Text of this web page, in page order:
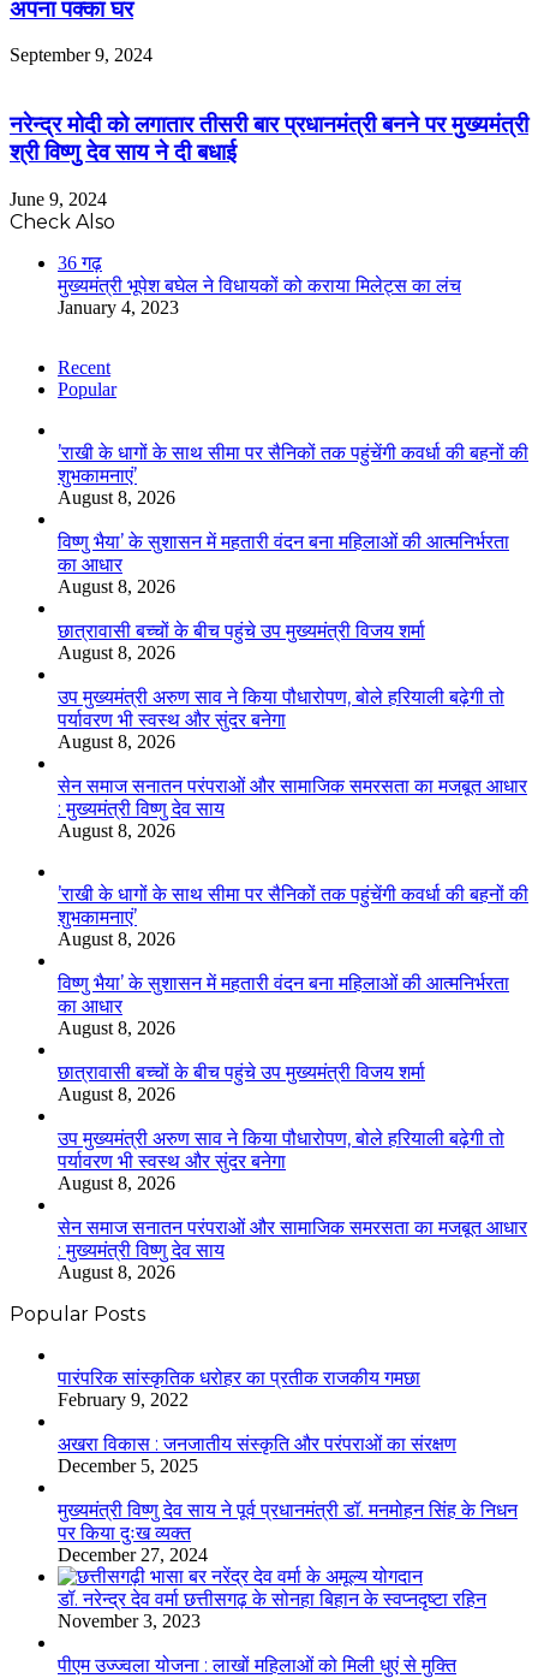
अपना पक्का घर
September 9, 2024
नरेन्द्र मोदी को लगातार तीसरी बार प्रधानमंत्री बनने पर मुख्यमंत्री
श्री विष्णु देव साय ने दी बधाई
June 9, 2024
Check Also
36 गढ़
मुख्यमंत्री भूपेश बघेल ने विधायकों को कराया मिलेट्स का लंच
January 4, 2023
Recent
Popular
’राखी के धागों के साथ सीमा पर सैनिकों तक पहुंचेंगी कवर्धा की बहनों की
शुभकामनाएं’
August 8, 2026
विष्णु भैया’ के सुशासन में महतारी वंदन बना महिलाओं की आत्मनिर्भरता
का आधार
August 8, 2026
छात्रावासी बच्चों के बीच पहुंचे उप मुख्यमंत्री विजय शर्मा
August 8, 2026
उप मुख्यमंत्री अरुण साव ने किया पौधारोपण, बोले हरियाली बढ़ेगी तो
पर्यावरण भी स्वस्थ और सुंदर बनेगा
August 8, 2026
सेन समाज सनातन परंपराओं और सामाजिक समरसता का मजबूत आधार
: मुख्यमंत्री विष्णु देव साय
August 8, 2026
’राखी के धागों के साथ सीमा पर सैनिकों तक पहुंचेंगी कवर्धा की बहनों की
शुभकामनाएं’
August 8, 2026
विष्णु भैया’ के सुशासन में महतारी वंदन बना महिलाओं की आत्मनिर्भरता
का आधार
August 8, 2026
छात्रावासी बच्चों के बीच पहुंचे उप मुख्यमंत्री विजय शर्मा
August 8, 2026
उप मुख्यमंत्री अरुण साव ने किया पौधारोपण, बोले हरियाली बढ़ेगी तो
पर्यावरण भी स्वस्थ और सुंदर बनेगा
August 8, 2026
सेन समाज सनातन परंपराओं और सामाजिक समरसता का मजबूत आधार
: मुख्यमंत्री विष्णु देव साय
August 8, 2026
Popular Posts
​​​​​​​पारंपरिक सांस्कृतिक धरोहर का प्रतीक राजकीय गमछा
February 9, 2022
अखरा विकास : जनजातीय संस्कृति और परंपराओं का संरक्षण
December 5, 2025
मुख्यमंत्री विष्णु देव साय ने पूर्व प्रधानमंत्री डॉ. मनमोहन सिंह के निधन
पर किया दुःख व्यक्त
December 27, 2024
डॉ. नरेन्द्र देव वर्मा छत्तीसगढ़ के सोनहा बिहान के स्वप्नदृष्टा रहिन
November 3, 2023
पीएम उज्ज्वला योजना : लाखों महिलाओं को मिली धुएं से मुक्ति